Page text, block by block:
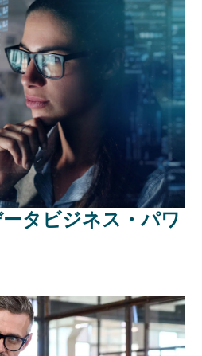
タビジネス・パワ